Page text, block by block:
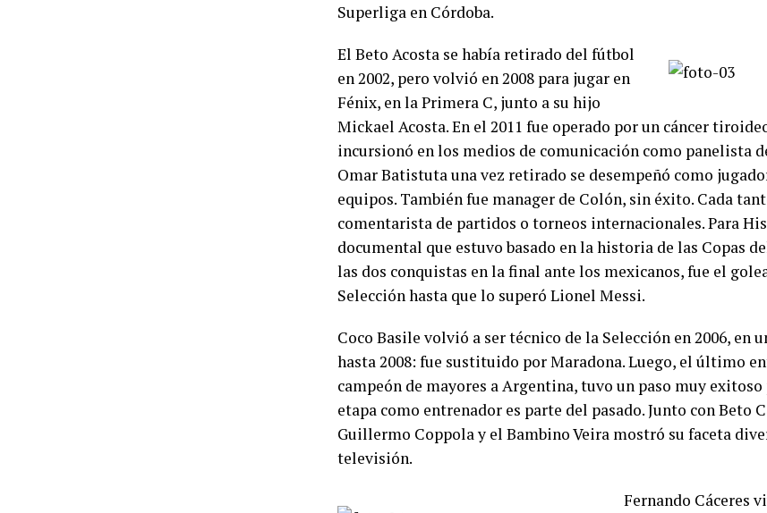
Superliga en Córdoba.
El Beto Acosta se había retirado del fútbol
en 2002, pero volvió en 2008 para jugar en
Fénix, en la Primera C, junto a su hijo
Mickael Acosta. En el 2011 fue operado por un cáncer
incursionó en los medios de comunicación como panelista
Omar Batistuta una vez retirado se desempeñó como
equipos. También fue manager de Colón, sin éxito. Cada
comentarista de partidos o torneos internacionales. Para
documental que estuvo basado en la historia de las Copas
las dos conquistas en la final ante los mexicanos, fue el
Selección hasta que lo superó Lionel Messi.
Coco Basile volvió a ser técnico de la Selección en 2006, en
hasta 2008: fue sustituido por Maradona. Luego, el último
campeón de mayores a Argentina, tuvo un paso muy exitoso
etapa como entrenador es parte del pasado. Junto con Beto
Guillermo Coppola y el Bambino Veira mostró su faceta
televisión.
Fernando Cáceres